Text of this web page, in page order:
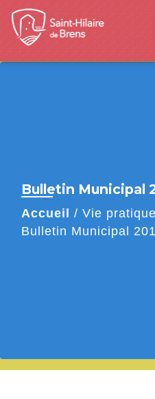
Bulletin Municipal
Accueil / Vie pratique
Bulletin Municipal